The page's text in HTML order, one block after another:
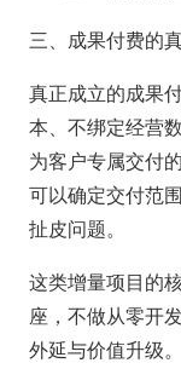
三、成果付费的
真正成立的成果
本、不绑定经营
为客户专属交付
可以确定交付范
扯皮问题。
这类增量项目的
座，不做从零开
外延与价值升级。